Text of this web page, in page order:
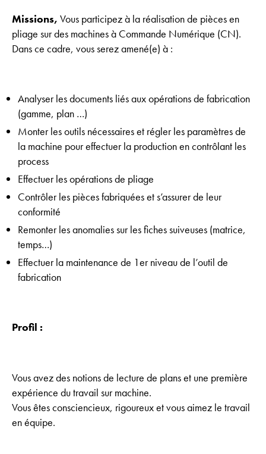
Missions, Vous participez à la réalisation de pièces en
pliage sur des machines à Commande Numérique (CN).
Dans ce cadre, vous serez amené(e) à :
Analyser les documents liés aux opérations de fabrication
(gamme, plan …)
Monter les outils nécessaires et régler les paramètres de
la machine pour effectuer la production en contrôlant les
process
Effectuer les opérations de pliage
Contrôler les pièces fabriquées et s’assurer de leur
conformité
Remonter les anomalies sur les fiches suiveuses (matrice,
temps…)
Effectuer la maintenance de 1er niveau de l’outil de
fabrication
Profil :
Vous avez des notions de lecture de plans et une première
expérience du travail sur machine.
Vous êtes consciencieux, rigoureux et vous aimez le travail
en équipe.